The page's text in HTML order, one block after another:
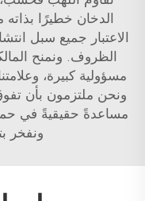
الدخان خطيرًا بذاته
الاعتبار جميع سبل
الظروف. ونمنح
مسؤولية كبيرة،
ونحن ملتزمون بأن
مساعدةً حقيقيةً في
ونفخر